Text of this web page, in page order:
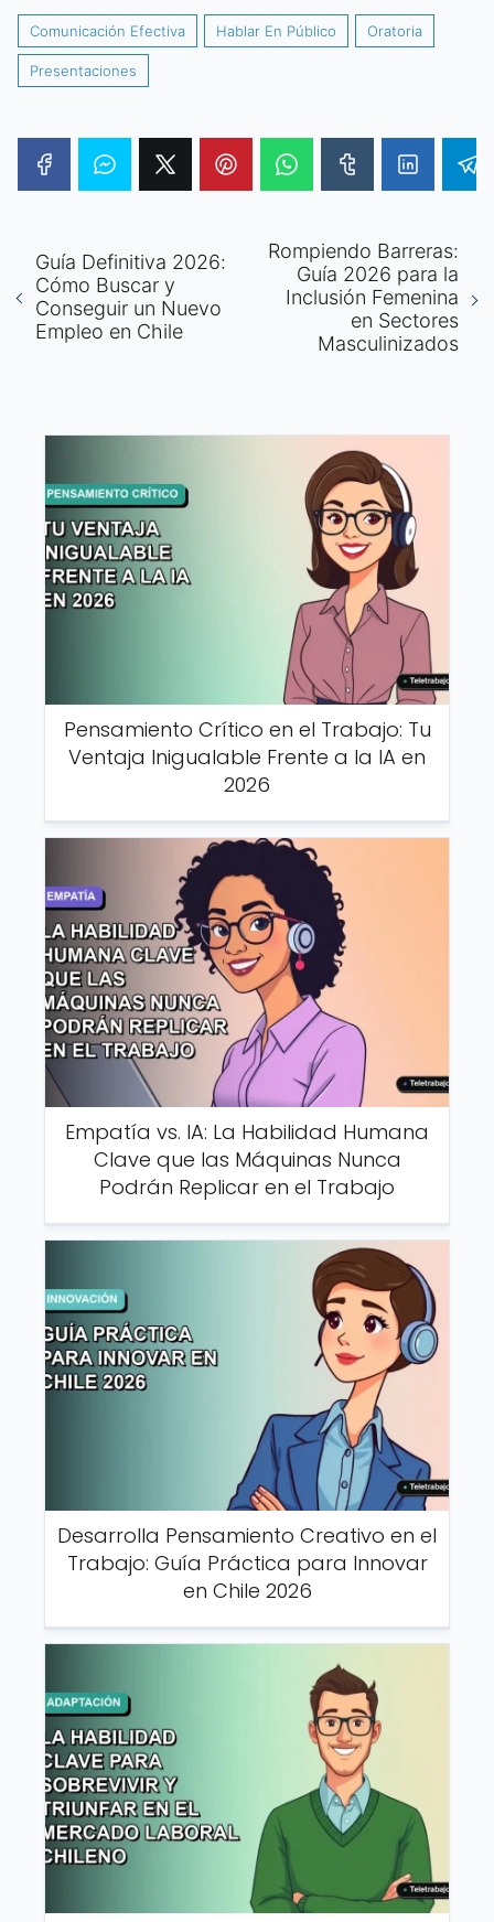
Comunicación Efectiva Hablar En Público Oratoria
Presentaciones
Guía Definitiva 2026:
Cómo Buscar y
Conseguir un Nuevo
Empleo en Chile
Rompiendo Barreras:
Guía 2026 para la
Inclusión Femenina
en Sectores
Masculinizados
Pensamiento Crítico en el Trabajo: Tu
Ventaja Inigualable Frente a la IA en
2026
Empatía vs. IA: La Habilidad Humana
Clave que las Máquinas Nunca
Podrán Replicar en el Trabajo
Desarrolla Pensamiento Creativo en el
Trabajo: Guía Práctica para Innovar
en Chile 2026